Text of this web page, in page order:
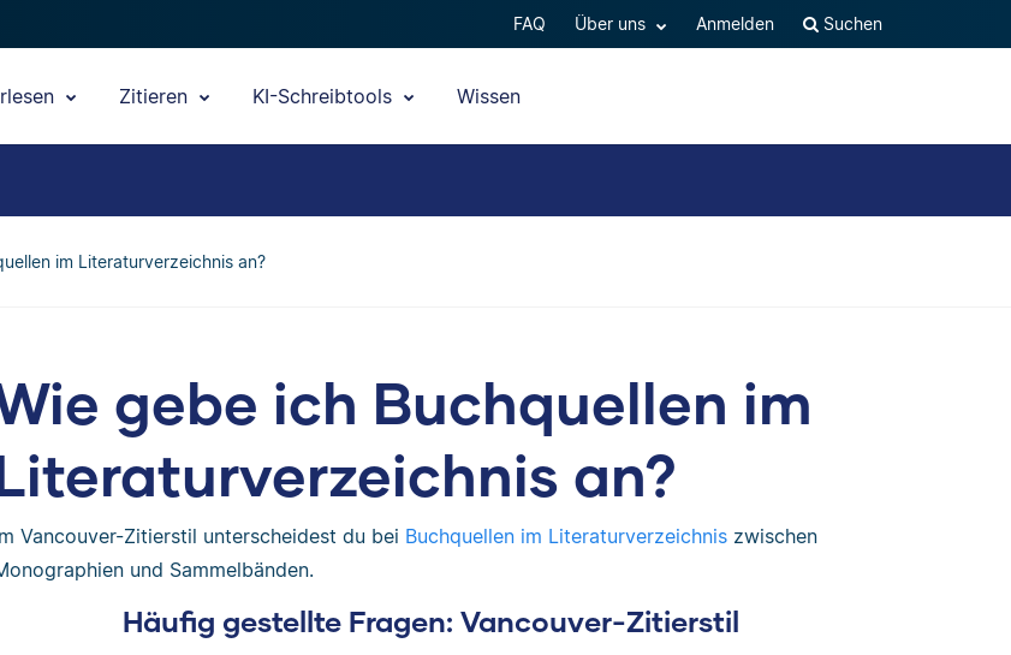
FAQ Über uns Anmelden Suchen
Zitieren KI-Schreibtools Wissen
im Literaturverzeichnis an?
gebe ich Buchquellen im
an?
Vancouver-Zitierstil unterscheidest du bei Buchquellen im Literaturverzeichniszwischen
und Sammelbänden.
Häufig gestellte Fragen: Vancouver-Zitierstil